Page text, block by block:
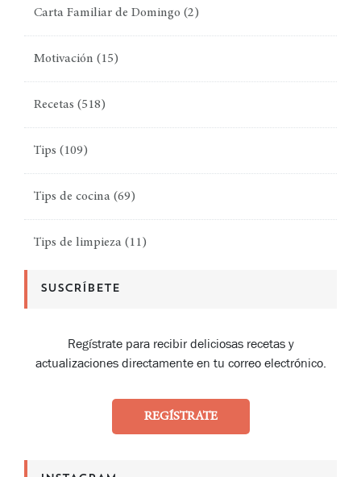
Carta Familiar de Domingo (2)
Motivación (15)
Recetas (518)
Tips (109)
Tips de cocina (69)
Tips de limpieza (11)
SUSCRÍBETE
Regístrate para recibir deliciosas recetas y
actualizaciones directamente en tu correo electrónico.
REGÍSTRATE